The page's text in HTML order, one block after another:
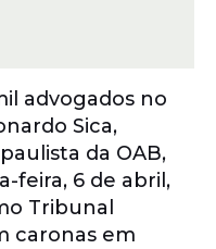
advogados no
Sica,
da OAB,
feira, 6 de abril,
Tribunal
caronas em